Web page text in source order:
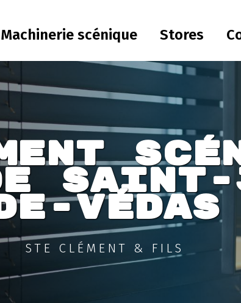
Machinerie scénique Stores
Saint-
Védas
STE CLÉMENT & FILS